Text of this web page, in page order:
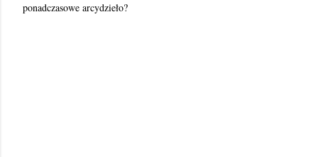
ponadczasowe arcydzieło?